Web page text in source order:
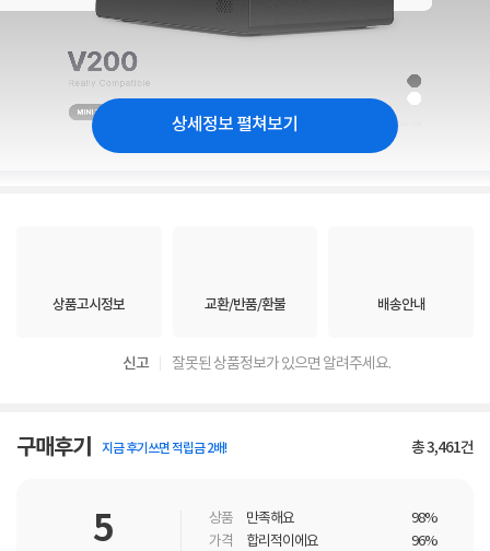
상세정보 펼쳐보기
상품고시정보 교환/반품/환불 배송안내
신고 잘못된 상품정보가 있으면 알려주세요.
구매후기 지금 후기쓰면 적립금 2배! 총3,461건
5 상품 만족해요
98%
가격
합리적이에요 96%